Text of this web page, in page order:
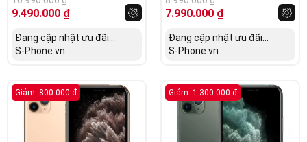
9.490.000 ₫
Đang cập nhật ưu đãi...
S-Phone.vn
7.990.000 ₫
Đang cập nhật ưu đãi...
S-Phone.vn
Giảm: 800.000 đ Giảm: 1.300.000 đ